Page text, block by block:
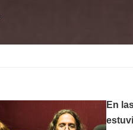
En